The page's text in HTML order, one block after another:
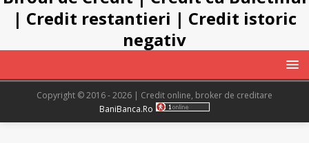
| Credit restantieri | Credit istoric
negativ
Copyright © 2016 - 2026 | Credit online, broker de creditare
BaniBanca.Ro